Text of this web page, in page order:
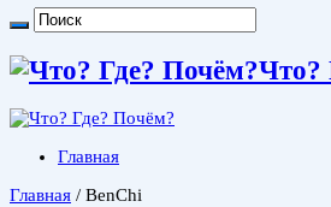
Что?
Главная
Главная / BenChi